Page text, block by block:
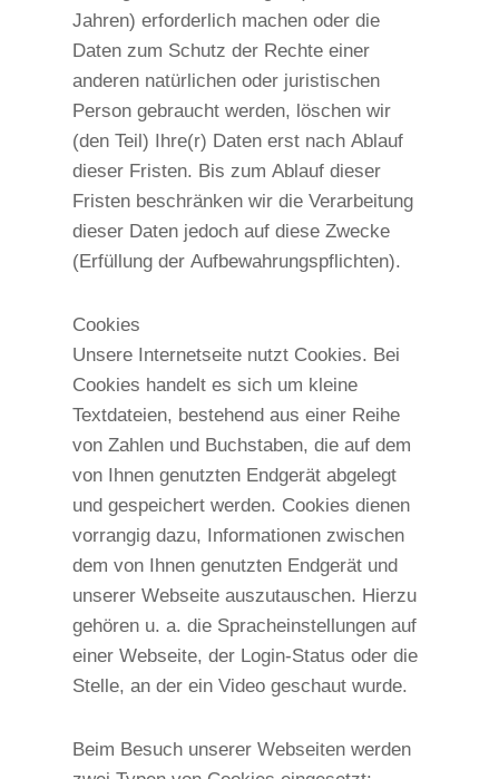
Jahren) erforderlich machen oder die
Daten zum Schutz der Rechte einer
anderen natürlichen oder juristischen
Person gebraucht werden, löschen wir
(den Teil) Ihre(r) Daten erst nach Ablauf
dieser Fristen. Bis zum Ablauf dieser
Fristen beschränken wir die Verarbeitung
dieser Daten jedoch auf diese Zwecke
(Erfüllung der Aufbewahrungspflichten).
Cookies
Unsere Internetseite nutzt Cookies. Bei
Cookies handelt es sich um kleine
Textdateien, bestehend aus einer Reihe
von Zahlen und Buchstaben, die auf dem
von Ihnen genutzten Endgerät abgelegt
und gespeichert werden. Cookies dienen
vorrangig dazu, Informationen zwischen
dem von Ihnen genutzten Endgerät und
unserer Webseite auszutauschen. Hierzu
gehören u. a. die Spracheinstellungen auf
einer Webseite, der Login-Status oder die
Stelle, an der ein Video geschaut wurde.
Beim Besuch unserer Webseiten werden